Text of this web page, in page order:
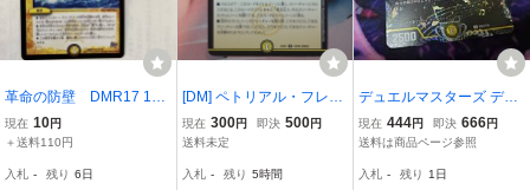
革命の防壁 DMR17 15/
94
現在 10円
＋送料110円
入札 - 残り 6日
[DM] ペトリアル・フレー
ム (EX01 R 19/80 [2005])
デュエルマスターズ
現在 300円 即決 500円
送料未定
入札 - 残り 5時間
デュエルマスターズ デュ
エマ DM P66/Y18 音奏 プ
ーンギ CS プロモ 一
現在 444円 即決 666円
送料は商品ページ参照
入札 - 残り 1日